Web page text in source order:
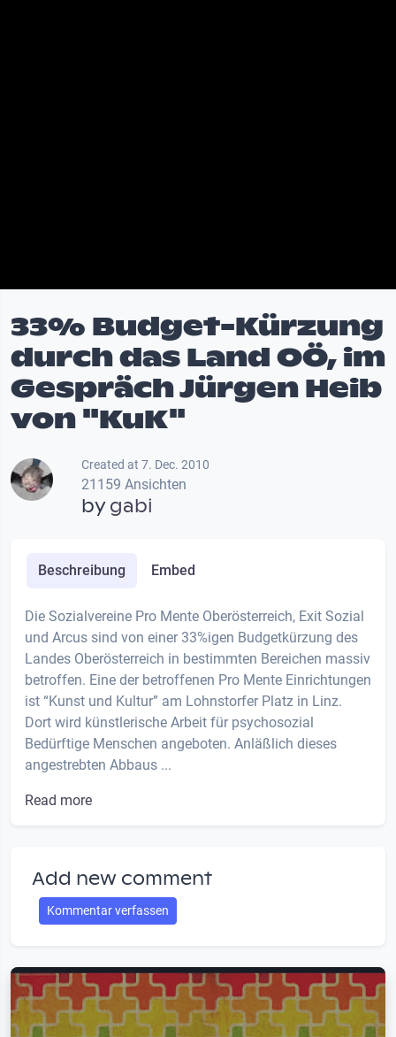
33% Budget-Kürzung
durch das Land OÖ, im
Gespräch Jürgen Heib
von "KuK"
Created at 7. Dec. 2010
21159 Ansichten
bygabi
Beschreibung Embed
Die Sozialvereine Pro Mente Oberösterreich, Exit Sozial
und Arcus sind von einer 33%igen Budgetkürzung des
Landes Oberösterreich in bestimmten Bereichen massiv
betroffen. Eine der betroffenen Pro Mente Einrichtungen
ist “Kunst und Kultur” am Lohnstorfer Platz in Linz.
Dort wird künstlerische Arbeit für psychosozial
Bedürftige Menschen angeboten. Anläßlich dieses
angestrebten Abbaus ...
Read more
Add new comment
Kommentar verfassen